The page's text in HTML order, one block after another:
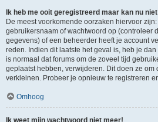
Ik heb me ooit geregistreerd maar kan nu
De meest voorkomende oorzaken hiervoor
gebruikersnaam of wachtwoord op (controleer
gegevens) of een beheerder heeft je account
reden. Indien dit laatste het geval is, heb je
is normaal dat forums om de zoveel tijd
geplaatst hebben, verwijderen. Dit doen ze om
verkleinen. Probeer je opnieuw te registreren
Omhoog
Ik weet mijn wachtwoord niet meer!